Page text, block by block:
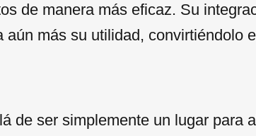
de manera más eficaz. Su
más su utilidad, convirtiéndolo
de ser simplemente un lugar para